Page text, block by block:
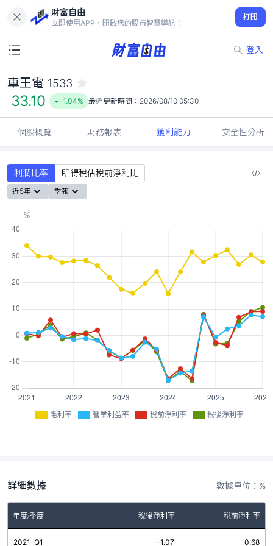
財富自由
立即使用APP，開啟您的股市智慧導航！
打開
登入
33.10
-1.04%
車王電 1533
33.10 -1.04% 最近更新時間： 2026/08/10 05:30
個股概覽 財務報表 獲利能力 安全性分析
利潤比率 所得稅佔稅前淨利比
近5年 季報
毛利率 營業利益率 稅前淨利率 稅後淨利率
詳細數據 數據單位：%
年度/季度 稅後淨利率 稅前淨利率
2021-Q1 -1.07 0.68